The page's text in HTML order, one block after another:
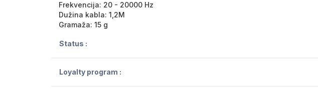
Frekvencija: 20 - 20000 Hz
Dužina kabla: 1,2M
Gramaža: 15 g
Status :
Loyalty program :